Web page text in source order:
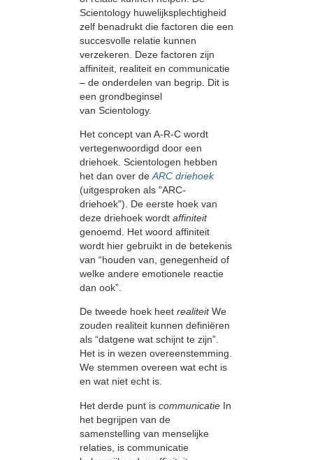
Scientology huwelijksplechtigheid
zelf benadrukt die factoren die een
succesvolle relatie kunnen
verzekeren. Deze factoren zijn
affiniteit, realiteit en communicatie
– de onderdelen van begrip. Dit is
een grondbeginsel
van Scientology.
Het concept van A-R-C wordt
vertegenwoordigd door een
driehoek. Scientologen hebben
het dan over de ARC driehoek
(uitgesproken als "ARC-
driehoek"). De eerste hoek van
deze driehoek wordt affiniteit
genoemd. Het woord affiniteit
wordt hier gebruikt in de betekenis
van “houden van, genegenheid of
welke andere emotionele reactie
dan ook”.
De tweede hoek heet realiteitWe
zouden realiteit kunnen definiëren
als “datgene wat schijnt te zijn”.
Het is in wezen overeenstemming.
We stemmen overeen wat echt is
en wat niet echt is.
Het derde punt is communicatie In
het begrijpen van de
samenstelling van menselijke
relaties, is communicatie